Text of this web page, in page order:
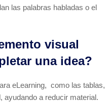
las palabras habladas o el
visual
una idea?
eLearning, como las tablas,
ayudando a reducir material.